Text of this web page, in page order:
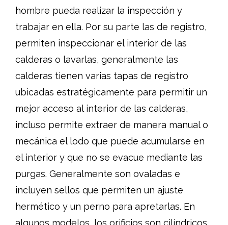
hombre pueda realizar la inspección y
trabajar en ella. Por su parte las de registro,
permiten inspeccionar el interior de las
calderas o lavarlas, generalmente las
calderas tienen varias tapas de registro
ubicadas estratégicamente para permitir un
mejor acceso al interior de las calderas,
incluso permite extraer de manera manual o
mecánica el lodo que puede acumularse en
el interior y que no se evacue mediante las
purgas. Generalmente son ovaladas e
incluyen sellos que permiten un ajuste
hermético y un perno para apretarlas. En
algunos modelos, los orificios son cilíndricos